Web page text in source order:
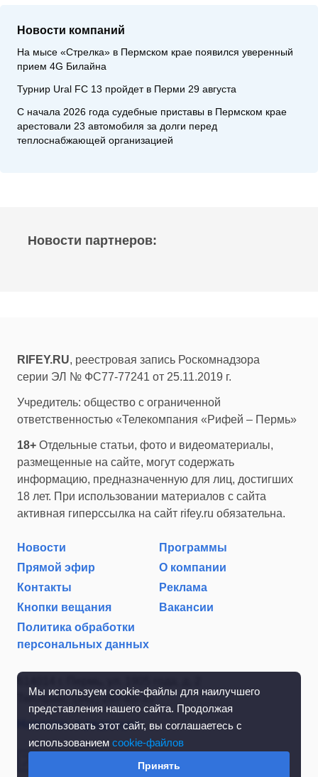
Мы используем cookie-файлы для наилучшего
представления нашего сайта. Продолжая
использовать этот сайт, вы соглашаетесь с
использованием cookie-файлов
Принять
Новости компаний
На мысе «Стрелка» в Пермском крае появился уверенный
прием 4G Билайна
Турнир Ural FC 13 пройдет в Перми 29 августа
С начала 2026 года судебные приставы в Пермском крае
арестовали 23 автомобиля за долги перед
теплоснабжающей организацией
Новости партнеров:
RIFEY.RU, реестровая запись Роскомнадзора
серии ЭЛ № ФС77-77241 от 25.11.2019 г.
Учредитель: общество с ограниченной
ответственностью «Телекомпания «Рифей – Пермь»
18+ Отдельные статьи, фото и видеоматериалы,
размещенные на сайте, могут содержать
информацию, предназначенную для лиц, достигших
18 лет. При использовании материалов с сайта
активная гиперссылка на сайт rifey.ru обязательна.
Новости
Программы
Прямой эфир
О компании
Контакты
Реклама
Кнопки вещания
Вакансии
Политика обработки
персональных данных
Тел./факс: (342) 267-85-35
Написать в редакцию